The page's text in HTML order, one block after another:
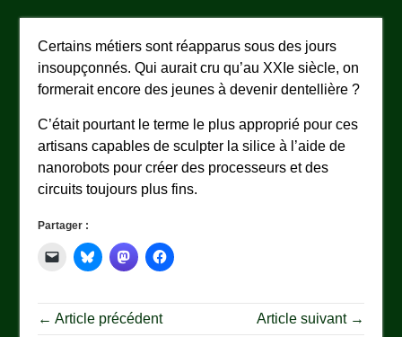
Certains métiers sont réapparus sous des jours
insoupçonnés. Qui aurait cru qu’au XXIe siècle, on
formerait encore des jeunes à devenir dentellière ?
C’était pourtant le terme le plus approprié pour ces
artisans capables de sculpter la silice à l’aide de
nanorobots pour créer des processeurs et des
circuits toujours plus fins.
Partager :
← Article précédent Article suivant →